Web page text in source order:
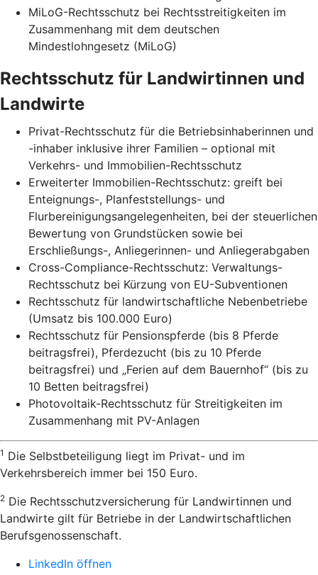
MiLoG-Rechtsschutz bei Rechtsstreitigkeiten im
Zusammenhang mit dem deutschen
Mindestlohngesetz (MiLoG)
Rechtsschutz für Landwirtinnen und
Landwirte
Privat-Rechtsschutz für die Betriebsinhaberinnen und
-inhaber inklusive ihrer Familien – optional mit
Verkehrs- und Immobilien-Rechtsschutz
Erweiterter Immobilien-Rechtsschutz: greift bei
Enteignungs-, Planfeststellungs- und
Flurbereinigungsangelegenheiten, bei der steuerlichen
Bewertung von Grundstücken sowie bei
Erschließungs-, Anliegerinnen- und Anliegerabgaben
Cross-Compliance-Rechtsschutz: Verwaltungs-
Rechtsschutz bei Kürzung von EU-Subventionen
Rechtsschutz für landwirtschaftliche Nebenbetriebe
(Umsatz bis 100.000 Euro)
Rechtsschutz für Pensionspferde (bis 8 Pferde
beitragsfrei), Pferdezucht (bis zu 10 Pferde
beitragsfrei) und „Ferien auf dem Bauernhof“ (bis zu
10 Betten beitragsfrei)
Photovoltaik-Rechtsschutz für Streitigkeiten im
Zusammenhang mit PV-Anlagen
1 Die Selbstbeteiligung liegt im Privat- und im
Verkehrsbereich immer bei 150 Euro.
2 Die Rechtsschutzversicherung für Landwirtinnen und
Landwirte gilt für Betriebe in der Landwirtschaftlichen
Berufsgenossenschaft.
LinkedIn öffnen